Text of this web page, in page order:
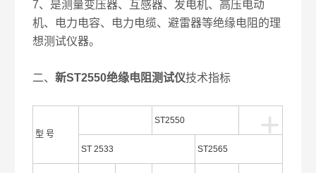
7、是测量变压器、互感器、发电机、高压电动
机、电力电容、电力电缆、避雷器等绝缘电阻的理
想测试仪器。
二、新ST2550绝缘电阻测试仪技术指标
+
型 号
ST2550
ST 2533 ST2565